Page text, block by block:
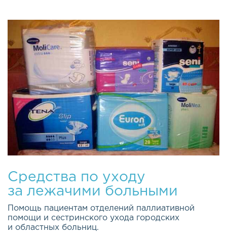
Средства по уходу
за лежачими больными
Помощь пациентам отделений паллиативной
помощи и сестринского ухода городских
и областных больниц.